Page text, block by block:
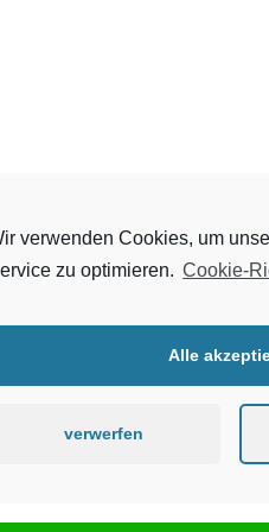
verwenden Cookies, um
zu optimieren. Cookie-
Alle
verwerfen